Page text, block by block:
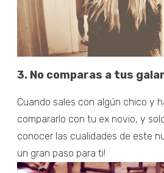
3. No comparas a tus
Cuando sales con algún chico y
compararlo con tu ex novio, y
conocer las cualidades de este
un gran paso para ti!